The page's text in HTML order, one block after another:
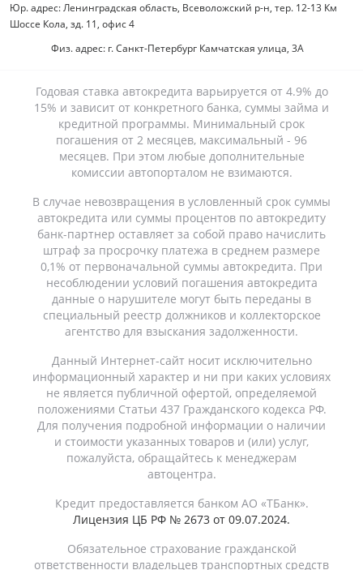
Юр. адрес: Ленинградская область, Всеволожский р-н, тер. 12-13 Км
Шоссе Кола, зд. 11, офис 4
Физ. адрес: г. Санкт-Петербург Камчатская улица, 3А
Годовая ставка автокредита варьируется от 4.9% до
15% и зависит от конкретного банка, суммы займа и
кредитной программы. Минимальный срок
погашения от 2 месяцев, максимальный - 96
месяцев. При этом любые дополнительные
комиссии автопорталом не взимаются.
В случае невозвращения в условленный срок суммы
автокредита или суммы процентов по автокредиту
банк-партнер оставляет за собой право начислить
штраф за просрочку платежа в среднем размере
0,1% от первоначальной суммы автокредита. При
несоблюдении условий погашения автокредита
данные о нарушителе могут быть переданы в
специальный реестр должников и коллекторское
агентство для взыскания задолженности.
Данный Интернет-сайт носит исключительно
информационный характер и ни при каких условиях
не является публичной офертой, определяемой
положениями Статьи 437 Гражданского кодекса РФ.
Для получения подробной информации о наличии
и стоимости указанных товаров и (или) услуг,
пожалуйста, обращайтесь к менеджерам
автоцентра.
Кредит предоставляется банком АО «ТБанк».
Лицензия ЦБ РФ № 2673 от 09.07.2024.
Обязательное страхование гражданской
ответственности владельцев транспортных средств